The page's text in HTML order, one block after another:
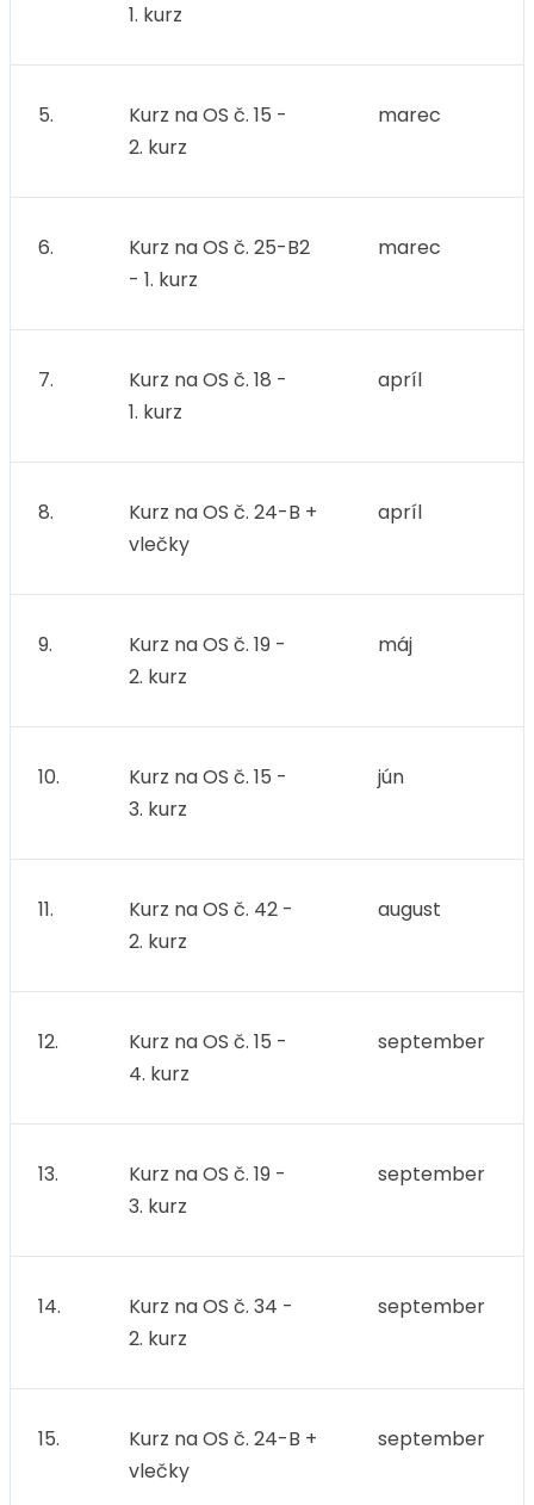
1. kurz
5.
Kurz na OS č. 15 -
2. kurz
marec
6.
Kurz na OS č. 25-B2
- 1. kurz
marec
7.
Kurz na OS č. 18 -
1. kurz
apríl
8.
Kurz na OS č. 24-B +
vlečky
apríl
9.
Kurz na OS č. 19 -
2. kurz
máj
10.
Kurz na OS č. 15 -
3. kurz
jún
11.
Kurz na OS č. 42 -
2. kurz
august
12.
Kurz na OS č. 15 -
4. kurz
september
13.
Kurz na OS č. 19 -
3. kurz
september
14.
Kurz na OS č. 34 -
2. kurz
september
15.
Kurz na OS č. 24-B +
vlečky
september